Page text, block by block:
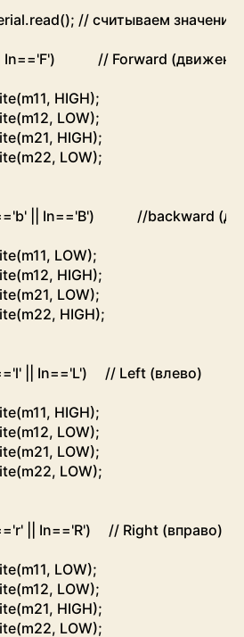
.read(); // считываем значение
In=='F')
// Forward
(m11, HIGH);
(m12, LOW);
(m21, HIGH);
(m22, LOW);
'b' In=='B')
//backward
(m11, LOW);
(m12, HIGH);
(m21, LOW);
(m22, HIGH);
'l' In=='L')
// Left (влево)
(m11, HIGH);
(m12, LOW);
(m21, LOW);
(m22, LOW);
'r' In=='R')
// Right (вправо)
(m11, LOW);
(m12, LOW);
(m21, HIGH);
(m22, LOW);